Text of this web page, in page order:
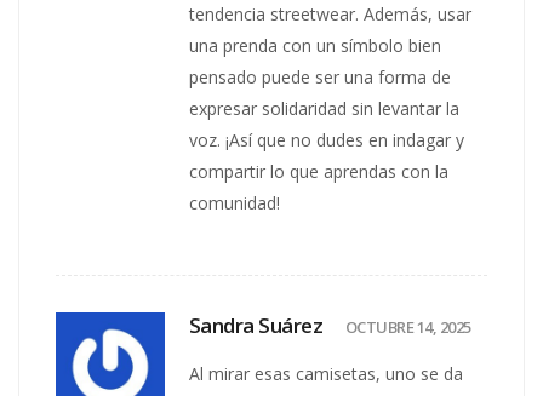
tendencia streetwear. Además, usar
una prenda con un símbolo bien
pensado puede ser una forma de
expresar solidaridad sin levantar la
voz. ¡Así que no dudes en indagar y
compartir lo que aprendas con la
comunidad!
Sandra Suárez OCTUBRE 14, 2025
Al mirar esas camisetas, uno se da